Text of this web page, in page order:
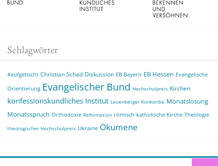
Schlagwörter
#aufgetischt Christian Schad Diskussion EB Bayern EB Hessen Evangelische
Orientierung Evangelischer Bund Hochschulpreis Kirchen
konfessionskundliches Institut Leuenberger Konkordie Monatslosung
Monatsspruch Orthodoxie Reformation römisch-katholische Kirche Theologie
theologischer Hochschulpreis Ukraine Ökumene